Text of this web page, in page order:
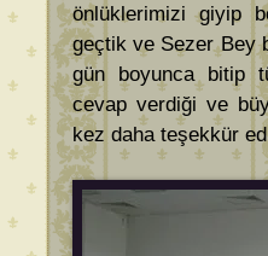
önlüklerimizi giyip
geçtik ve Sezer Bey
gün boyunca bitip
cevap verdiği ve
kez daha teşekkür